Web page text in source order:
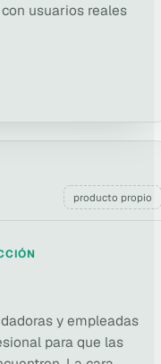
usuarios reales
producto propio
y empleadas
para que las